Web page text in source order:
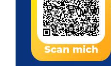
Scan mich